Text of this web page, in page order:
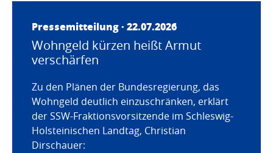
Pressemitteilung · 22.07.2026
Wohngeld kürzen heißt Armut
verschärfen
Zu den Plänen der Bundesregierung, das
Wohngeld deutlich einzuschränken, erklärt
der SSW-Fraktionsvorsitzende im Schleswig-
Holsteinischen Landtag, Christian
Dirschauer: